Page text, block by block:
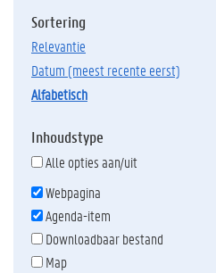
Sortering
relevantie
datum (meest recente eerst)
alfabetisch
Inhoudstype
Alle opties aan/uit
Webpagina
Agenda-item
Downloadbaar bestand
Map